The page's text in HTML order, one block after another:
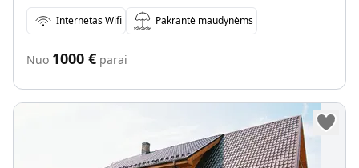
Internetas Wifi Pakrantė maudynėms
Nuo 1000 € parai